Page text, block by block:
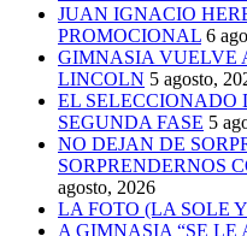
JUAN IGNACIO
PROMOCIONAL 6
GIMNASIA VUELVE
LINCOLN 5 agosto,
EL SELECCIONADO
SEGUNDA FASE 5
NO DEJAN DE
SORPRENDERNOS
agosto, 2026
LA FOTO (LA SOLE
A GIMNASIA “SE LE